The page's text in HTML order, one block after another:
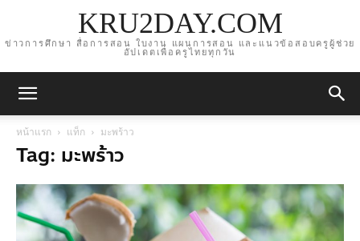
KRU2DAY.COM
ข่าวการศึกษา สื่อการสอน ใบงาน แผนการสอน และแนวข้อสอบครูผู้ช่วย
อัปเดตเพื่อครูไทยทุกวัน
หน้าแรก แท็ก มะพร้าว
Tag: มะพร้าว